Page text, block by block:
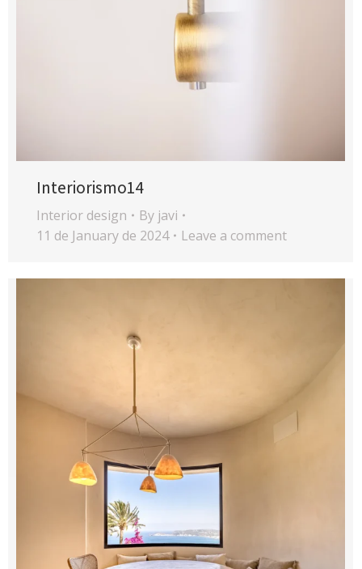
Interiorismo14
Interior design By javi
11 de January de 2024
Leave a comment